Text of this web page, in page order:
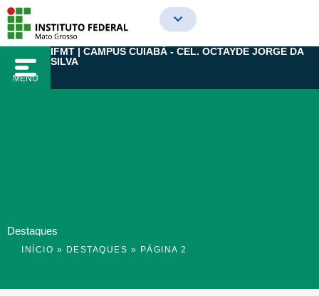
para
conteúdo
MENU
IFMT | CAMPUS CUIABÁ - CEL. OCTAYDE JORGE DA
SILVA
Destaques
INÍCIO » DESTAQUES » PÁGINA 2